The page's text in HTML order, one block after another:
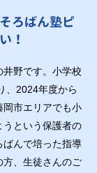
ろばん塾ピ
！
野です。小学校
、2024年度から
岡市エリアでも小
うという保護者の
ばんで培った指導
方、生徒さんのご